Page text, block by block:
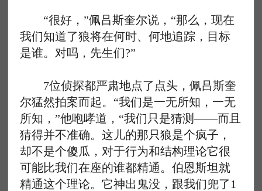
“很好，”佩吕斯奎尔说，“那么，现在
我们知道了狼将在何时、何地追踪，目标
是谁。对吗，先生们?”
7位侦探都严肃地点了点头，佩吕斯奎
尔猛然拍案而起。“我们是一无所知，一无
所知，”他咆哮道，“我们只是猜测——而且
猜得并不准确。这儿的那只狼是个疯子，
却不是个傻瓜，对于行为和结构理论它很
可能比我们在座的谁都精通。伯恩斯坦就
精通这个理论。它神出鬼没，跟我们兜了1